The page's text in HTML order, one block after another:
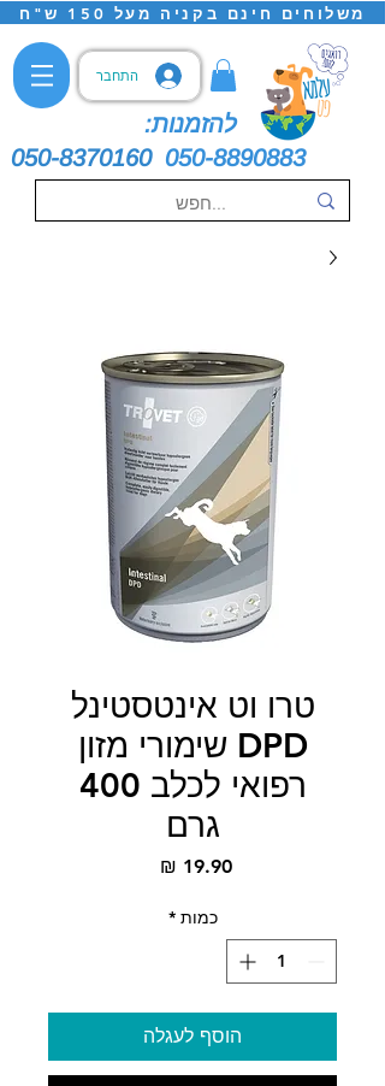
משלוחים חינם בקניה מעל 150 ש"ח
התחבר
להזמנות:
050-8370160 050-8890883
טרו וט אינטסטינל
DPD שימורי מזון
רפואי לכלב 400
גרם
‏19.90 ‏₪
כמות *
הוסף לעגלה